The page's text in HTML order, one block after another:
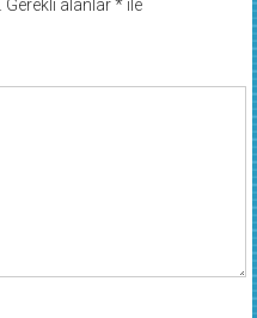
Gerekli alanlar*ile